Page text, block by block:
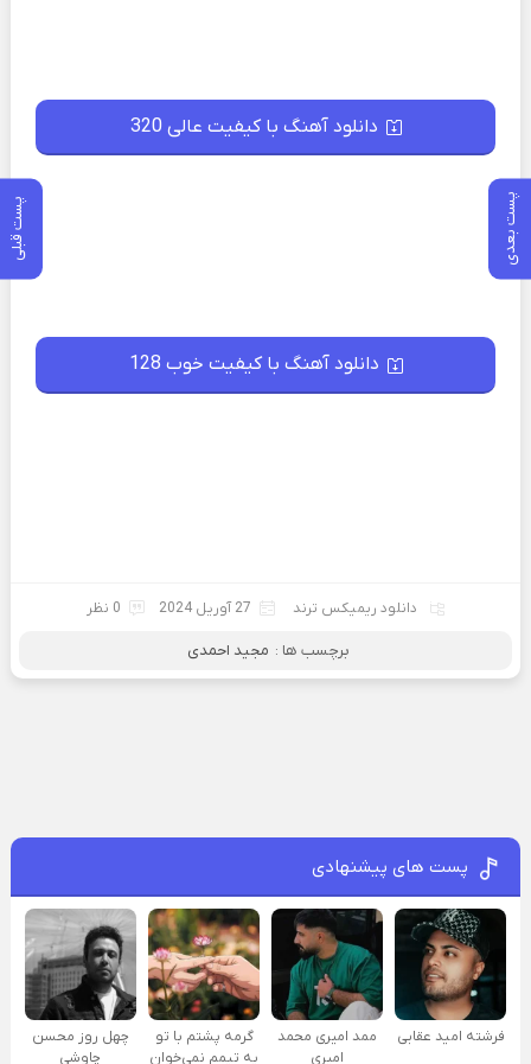
پست بعدی پست قبلی
دانلود آهنگ با کیفیت عالی 320
دانلود آهنگ با کیفیت خوب 128
دانلود ریمیکس ترند 27 آوریل 2024 0 نظر
برچسب ها : مجید احمدی
پست های پیشنهادی
فرشته امید عقابی
ممد امیری محمد
امیری
گرمه پشتم با تو
یه تیمم نمی‌خوان
چهل روز محسن
چاوشی